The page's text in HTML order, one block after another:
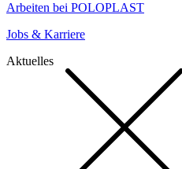
Arbeiten bei POLOPLAST
Jobs & Karriere
Aktuelles